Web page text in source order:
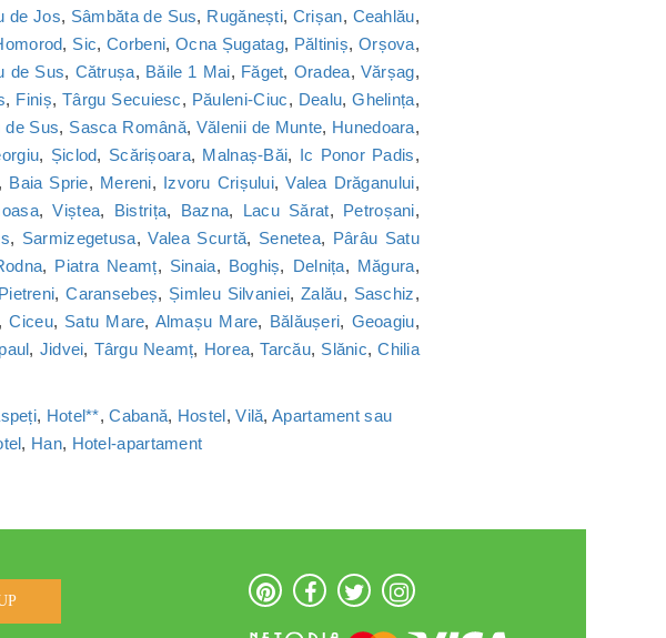
de Jos, Sâmbăta de Sus, Rugănești, Crișan, Ceahlău,
, Sic,Corbeni, Ocna Șugatag, Păltiniș, Orșova,
de Sus, Cătrușa, Băile 1 Mai, Făget, Oradea, Vărșag,
, Finiș,Târgu Secuiesc, Păuleni-Ciuc, Dealu,Ghelința,
de Sus, Sasca Română, Vălenii de Munte, Hunedoara,
, Șiclod, Scărișoara, Malnaș-Băi, Ic Ponor Padis,
, Baia Sprie, Mereni, Izvoru Crișului,Valea Drăganului,
,Viștea, Bistrița, Bazna, Lacu Sărat, Petroșani,
, Sarmizegetusa,Valea Scurtă, Senetea, Pârâu Satu
, Piatra Neamț, Sinaia, Boghiș, Delnița, Măgura,
Pietreni,Caransebeș, Șimleu Silvaniei,Zalău, Saschiz,
,Ciceu, Satu Mare, Almașu Mare, Bălăușeri, Geoagiu,
, Jidvei, Târgu Neamț, Horea,Tarcău, Slănic,Chilia
, Hotel**,Cabană, Hostel,Vilă,Apartament sau
, Han, Hotel-apartament